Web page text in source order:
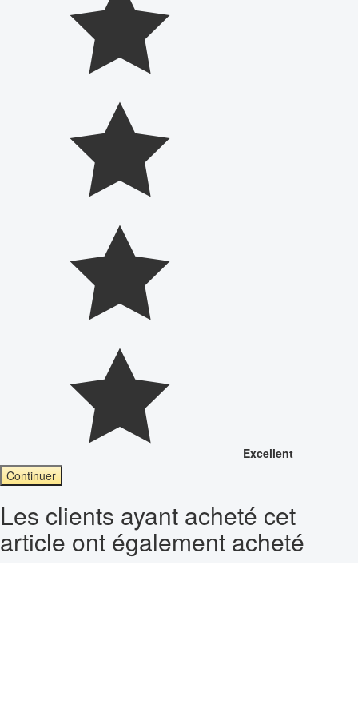
Excellent
Continuer
Les clients ayant acheté cet
article ont également acheté